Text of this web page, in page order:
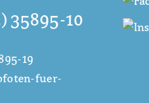
35895-10
19
fuer-